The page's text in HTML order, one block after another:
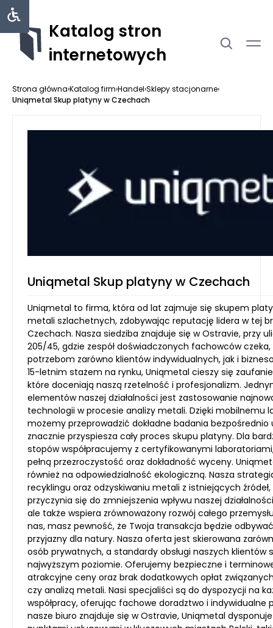
Katalog stron
internetowych
Strona główna›Katalog firm›Handel›Sklepy stacjonarne›
Uniqmetal Skup platyny w Czechach
Uniqmetal Skup platyny w Czechach
Uniqmetal to firma, która od lat zajmuje się skupem
metali szlachetnych, zdobywając reputację lidera w tej
Czechach. Nasza siedziba znajduje się w Ostravie, przy
205/45, gdzie zespół doświadczonych fachowców
potrzebom zarówno klientów indywidualnych, jak i
15-letnim stażem na rynku, Uniqmetal cieszy się
które doceniają naszą rzetelność i profesjonalizm.
elementów naszej działalności jest zastosowanie
technologii w procesie analizy metali. Dzięki mobilnemu
możemy przeprowadzić dokładne badania bezpośrednio
znacznie przyspiesza cały proces skupu platyny. Dla
stopów współpracujemy z certyfikowanymi
pełną przezroczystość oraz dokładność wyceny.
również na odpowiedzialność ekologiczną. Nasza
recyklingu oraz odzyskiwaniu metali z istniejących
przyczynia się do zmniejszenia wpływu naszej
ale także wspiera zrównoważony rozwój całego
nas, masz pewność, że Twoja transakcja będzie
przyjazny dla natury. Nasza oferta jest skierowana
osób prywatnych, a standardy obsługi naszych klientów
najwyższym poziomie. Oferujemy bezpieczne i
atrakcyjne ceny oraz brak dodatkowych opłat
czy analizą metali. Nasi specjaliści są do dyspozycji na
współpracy, oferując fachowe doradztwo i indywidualne
nasze biuro znajduje się w Ostravie, Uniqmetal